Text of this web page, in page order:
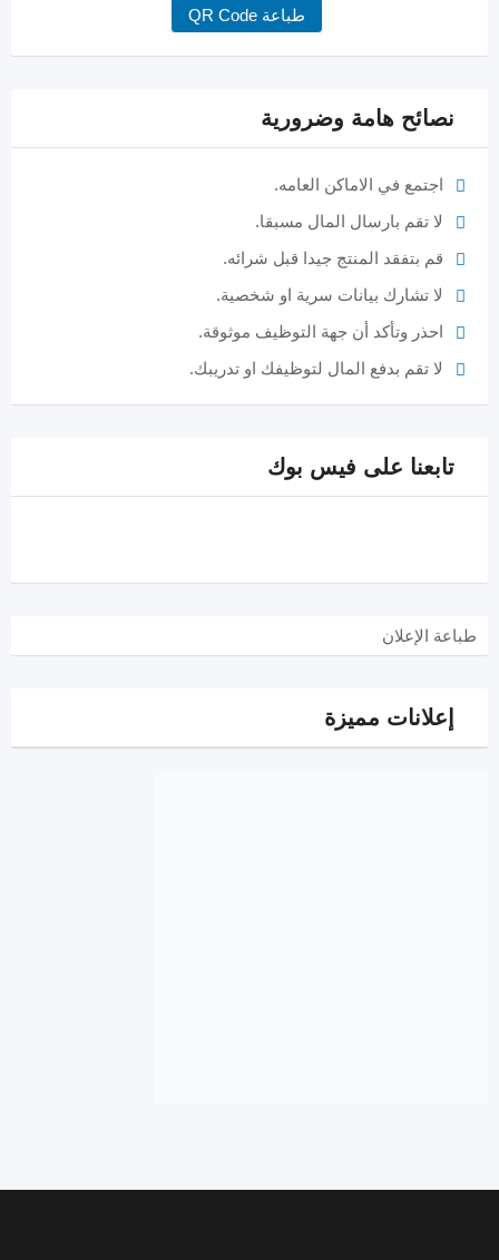
طباعة QR Code
نصائح هامة وضرورية
اجتمع في الاماكن العامه.
لا تقم بارسال المال مسبقا.
قم بتفقد المنتج جيدا قبل شرائه.
لا تشارك بيانات سرية او شخصية.
احذر وتأكد أن جهة التوظيف موثوقة.
لا تقم بدفع المال لتوظيفك او تدريبك.
تابعنا على فيس بوك
طباعة الإعلان
إعلانات مميزة